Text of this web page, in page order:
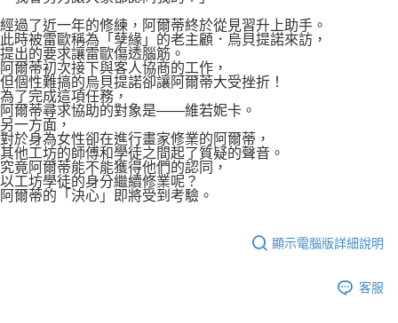
任。
４．使用「AFTEE先享後付」時，將依據個別帳號之用戶狀況，依本公司即
時審查核予不同之上限額度；若仍有額度不足之情形，本公司將視審查結果
請求用戶進行身份認證。
５．嚴禁一人註冊多個帳號或使用他人資訊註冊。若發現惡意使用之情形，
恩沛科技股份有限公司將有權停止該用戶之使用額度並採取法律行動。
每筆NT$100，滿NT$800(含以上)免運費
國家/地區配送
經過了近一年的修練，阿爾蒂終於從見習升上助手。
此時被雷歐稱為「孽緣」的老主顧．烏貝提諾來訪，
提出的要求讓雷歐傷透腦筋。
阿爾蒂初次接下與客人協商的工作，
但個性難搞的烏貝提諾卻讓阿爾蒂大受挫折！
為了完成這項任務，
阿爾蒂尋求協助的對象是——維若妮卡。
另一方面，
對於身為女性卻在進行畫家修業的阿爾蒂，
其他工坊的師傅和學徒之間起了質疑的聲音。
究竟阿爾蒂能不能獲得他們的認同，
以工坊學徒的身分繼續修業呢？
阿爾蒂的「決心」即將受到考驗。
顯示電腦版詳細說明
客服